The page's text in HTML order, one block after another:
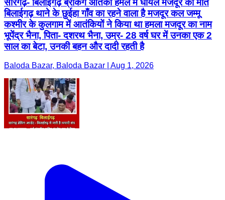
बिलाईगढ़ थाने के छुईहा गाँव का रहने वाला है मजदूर कल जम्मू
कश्मीर के कुलगाम में आतंकियों ने किया था हमला मजदूर का नाम
भूपेंद्र भैना, पिता- दशरथ भैना, उम्र- 28 वर्ष घर में उनका एक 2
साल का बेटा, उनकी बहन और दादी रहती है
Baloda Bazar, Baloda Bazar | Aug 1, 2026